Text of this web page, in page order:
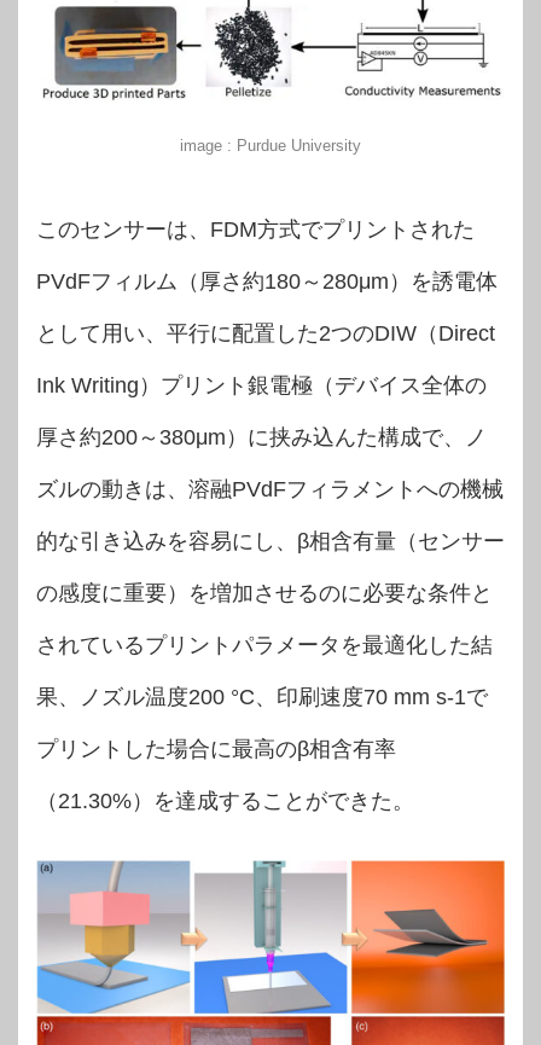
image : Purdue University
このセンサーは、FDM方式でプリントされた
PVdFフィルム（厚さ約180～280μm）を誘電体
として用い、平行に配置した2つのDIW（Direct
Ink Writing）プリント銀電極（デバイス全体の
厚さ約200～380μm）に挟み込んた構成で、ノ
ズルの動きは、溶融PVdFフィラメントへの機械
的な引き込みを容易にし、β相含有量（センサー
の感度に重要）を増加させるのに必要な条件と
されているプリントパラメータを最適化した結
果、ノズル温度200 °C、印刷速度70 mm s-1で
プリントした場合に最高のβ相含有率
（21.30%）を達成することができた。